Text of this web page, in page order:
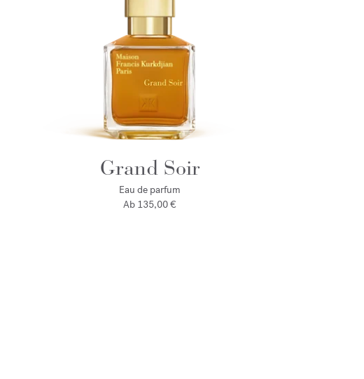
Grand Soir
Eau de parfum
Ab 135,00 €